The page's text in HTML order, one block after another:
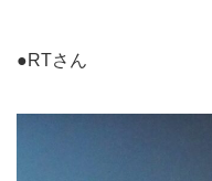
●RTさん